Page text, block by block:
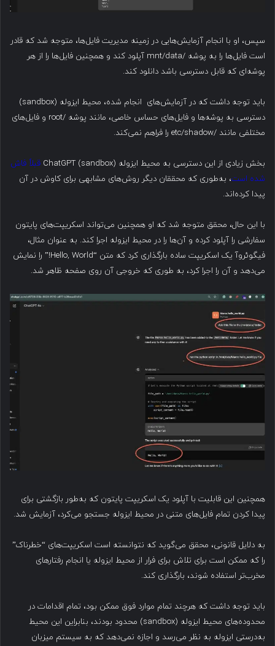
سپس، او با انجام آزمایش‌هایی در زمینه مدیریت فایل‌ها، متوجه شد که قادر
است فایل‌ها را به پوشه /mnt/data آپلود کند و همچنین فایل‌ها را از هر
پوشه‌ای که قابل دسترسی باشد دانلود کند.
باید توجه داشت که در آزمایش‌های انجام شده، محیط ایزوله (sandbox)
دسترسی به پوشه‌ها و فایل‌های حساس خاصی، مانند پوشه /root و فایل‌های
مختلفی مانند /etc/shadow را فراهم نمی‌کند.
بخش زیادی از این دسترسی به محیط ایزوله (sandbox) ChatGPT
قبلاً فاش
شده است، به‌طوری که محققان دیگر روش‌های مشابهی برای کاوش در آن
پیدا کرده‌اند.
با این حال، محقق متوجه شد که او همچنین می‌تواند اسکریپت‌های پایتون
سفارشی را آپلود کرده و آن‌ها را در محیط ایزوله اجرا کند. به عنوان مثال،
فیگوئروآ یک اسکریپت ساده بارگذاری کرد که متن “Hello, World!” را نمایش
می‌دهد و آن را اجرا کرد، به طوری که خروجی آن روی صفحه ظاهر شد.
همچنین این قابلیت با آپلود یک اسکریپت پایتون که به‌طور بازگشتی برای
پیدا کردن تمام فایل‌های متنی در محیط ایزوله جستجو می‌کرد، آزمایش شد.
به دلایل قانونی، محقق می‌گوید که نتوانسته است اسکریپت‌های “خطرناک”
را که ممکن است برای تلاش برای فرار از محیط ایزوله یا انجام رفتارهای
مخرب‌تر استفاده شوند، بارگذاری کند.
باید توجه داشت که هرچند تمام موارد فوق ممکن بود، تمام اقدامات در
محدوده‌های محیط ایزوله (sandbox) محدود بودند، بنابراین این محیط
به‌درستی ایزوله به نظر می‌رسد و اجازه نمی‌دهد که به سیستم میزبان